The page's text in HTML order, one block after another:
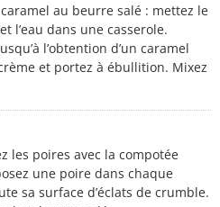
au beurre salé : mettez le
l’eau dans une casserole.
l’obtention d’un caramel
et portez à ébullition. Mixez
les poires avec la compotée
une poire dans chaque
sa surface d’éclats de crumble.